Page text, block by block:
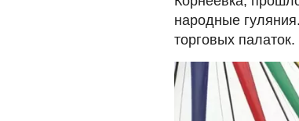
народные
торговых палаток.